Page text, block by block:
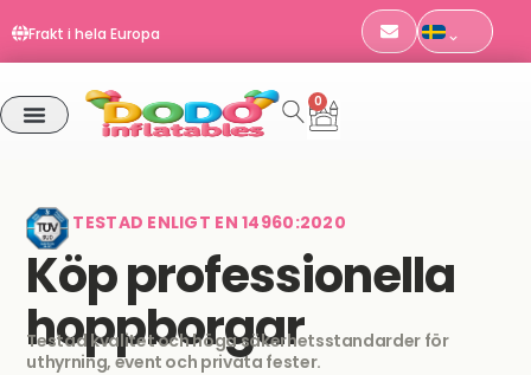
till
innehåll
Frakt i hela Europa
Beställningar före kl. 11 skickas samma dag
0
Varukorg
TESTAD ENLIGT EN 14960:2020
Köp professionella
hoppborgar
Testad kvalitet och höga säkerhetsstandarder för
uthyrning, event och privata fester.